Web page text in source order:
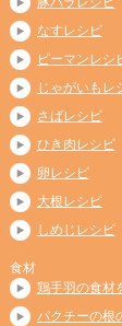
なすレシピ
ピーマンレシ
じゃがいもレ
さばレシピ
ひき肉レシピ
卵レシピ
大根レシピ
しめじレシピ
食材
鶏手羽の食材
パクチーの根